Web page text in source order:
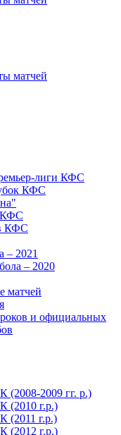
матчей
лиги КФС
КФС
КФС
КФС
– 2021
– 2020
матчей
и официальных
2009 гг. р.)
(2010 г.р.)
(2011 г.р.)
(2012 г.р.)